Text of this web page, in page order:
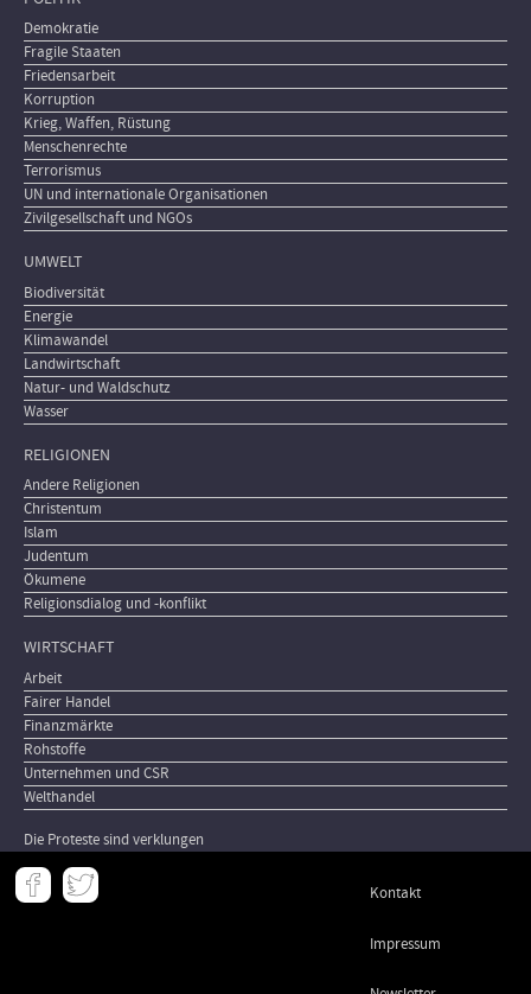
Demokratie
Fragile Staaten
Friedensarbeit
Korruption
Krieg, Waffen, Rüstung
Menschenrechte
Terrorismus
UN und internationale Organisationen
Zivilgesellschaft und NGOs
UMWELT
Biodiversität
Energie
Klimawandel
Landwirtschaft
Natur- und Waldschutz
Wasser
RELIGIONEN
Andere Religionen
Christentum
Islam
Judentum
Ökumene
Religionsdialog und -konflikt
WIRTSCHAFT
Arbeit
Fairer Handel
Finanzmärkte
Rohstoffe
Unternehmen und CSR
Welthandel
Die Proteste sind verklungen
Meta
- Kontakt
Impressum